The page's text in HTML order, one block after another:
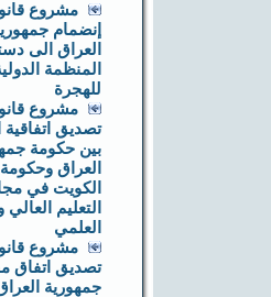
مشروع
إنضمام
العراق الى
المنظمة
للهجرة
مشروع
تصديق اتفاقية
بين حكومة
العراق
الكويت في
التعليم
العلمي
مشروع
تصديق اتفاق
جمهورية